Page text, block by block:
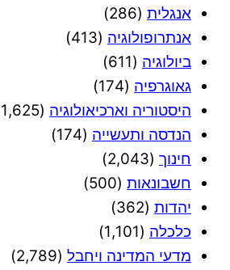
אנגלית (286)
אנתרופולוגיה (413)
ביולוגיה (611)
גאוגרפיה (174)
היסטוריה וארכיאולוגיה (1,625)
הנדסה ותעשייה (174)
חינוך (2,043)
חשבונאות (500)
יהדות (362)
כלכלה (1,101)
מדעי המדינה ויחבל (2,789)